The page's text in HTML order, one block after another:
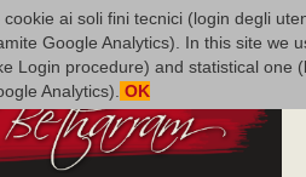
ai soli fini tecnici (login degli
Google Analytics). In this site we
Login procedure) and statistical one
Analytics). OK